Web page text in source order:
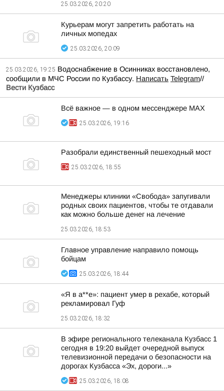
25.03.2026, 20:20
Курьерам могут запретить работать на
личных мопедах
25.03.2026, 20:09
25.03.2026, 19:25 Водоснабжение в Осинниках восстановлено,
сообщили в МЧС России по Кузбассу. Написать Telegram//
Вести Кузбасс
Всё важное — в одном мессенджере МАХ
25.03.2026, 19:16
Разобрали единственный пешеходный мост
25.03.2026, 18:55
Менеджеры клиники «Свобода» запугивали
родных своих пациентов, чтобы те отдавали
как можно больше денег на лечение
25.03.2026, 18:53
Главное управление направило помощь
бойцам
25.03.2026, 18:44
«Я в а**е»: пациент умер в рехабе, который
рекламировал Гуф
25.03.2026, 18:32
В эфире регионального телеканала Кузбасс 1
сегодня в 19:20 выйдет очередной выпуск
телевизионной передачи о безопасности на
дорогах Кузбасса «Эх, дороги...»
25.03.2026, 18:08